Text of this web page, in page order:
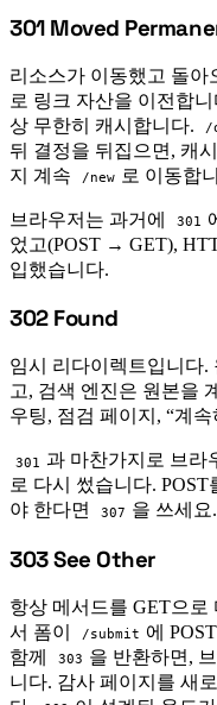
#
301 Moved
리소스가 이동했고 돌아
로 링크 자산을 이전합
상 무한히 캐시합니다.
/
뒤 결정을 뒤집으면, 캐
지 계속
/new 로 이동합
브라우저는 과거에 301
었고(POST → GET),
입했습니다.
#
302 Found
임시 리다이렉트입니다.
고, 검색 엔진은 원본을
우팅, 점검 페이지, “계
301 과 마찬가지로 브라
로 다시 썼습니다.
야 한다면
307 을 쓰세요.
#
303 See Other
항상 메서드를 GET으로
서 폼이
/submit 에
함께
303 을 반환하면,
니다. 감사 페이지를 새